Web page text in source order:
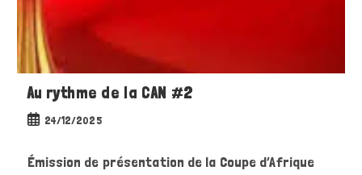
Au rythme de la CAN #2
Publication
24/12/2025
Émission de présentation de la Coupe d’Afrique